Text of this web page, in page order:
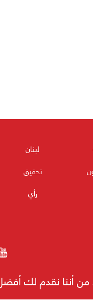
لبنان
تحقيق
رأي
180POST جميع الحقوق محفوظة 2026من أننا نقدم لك